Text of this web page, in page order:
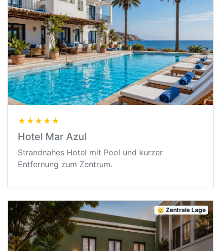
★★★★★
Hotel Mar Azul
Strandnahes Hotel mit Pool und kurzer
Entfernung zum Zentrum.
👑 Zentrale Lage